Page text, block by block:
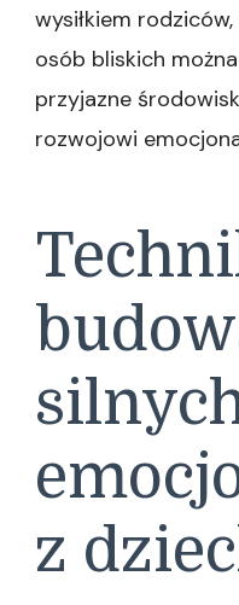
wysiłkiem
osób bliskich
przyjazne
rozwojowi
z